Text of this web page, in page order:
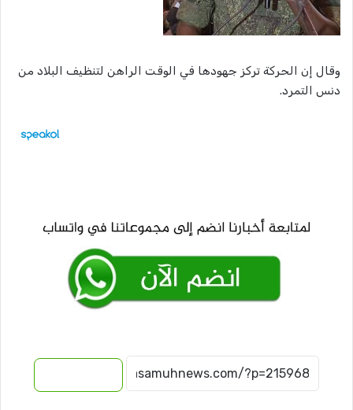
وقال إن الحركة تركز جهودها في الوقت الراهن لتنظيف البلاد من
دنس التمرد.